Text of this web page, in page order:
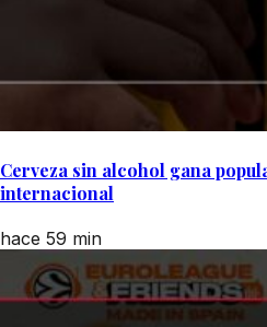
Cerveza sin alcohol gana
internacional
hace 59 min